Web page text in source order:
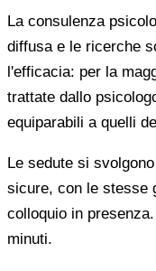
La consulenza
diffusa e le ricerche
l'efficacia: per la
trattate dallo
equiparabili a quelli
Le sedute si
sicure, con le stesse
colloquio in
minuti.